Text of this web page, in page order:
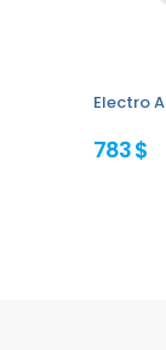
Electro
783 $